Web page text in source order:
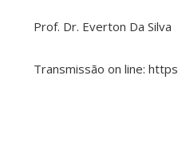
Prof. Dr. Everton Da Silva
Transmissão on line: